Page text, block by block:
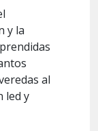
y la
al
led y